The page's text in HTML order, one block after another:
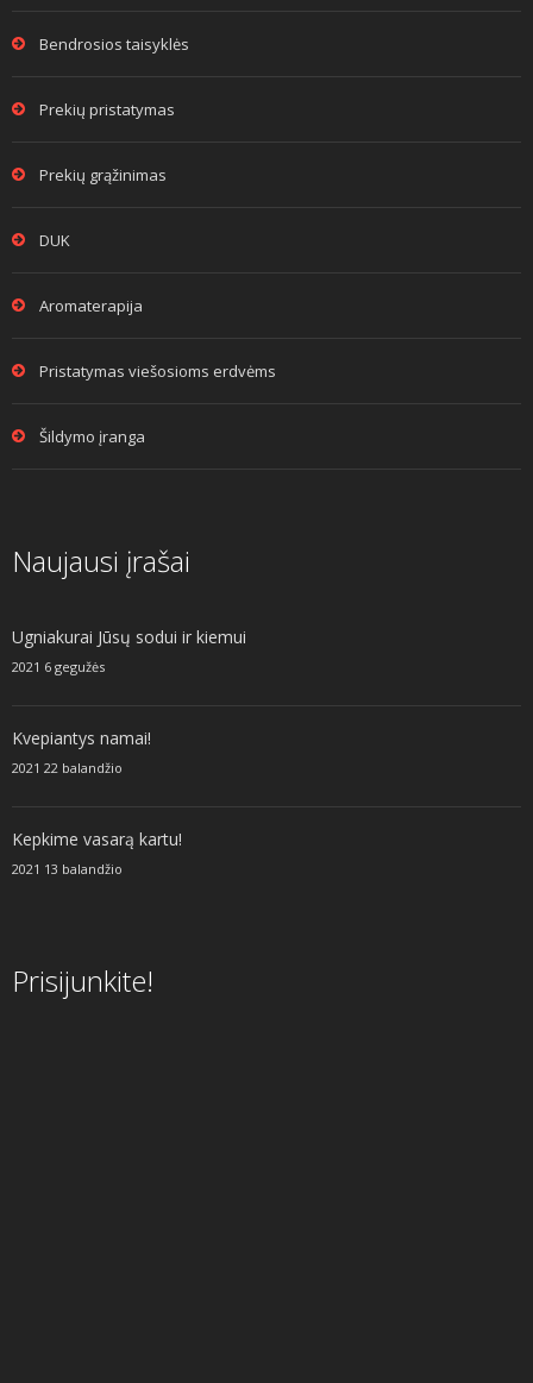
Bendrosios taisyklės
Prekių pristatymas
Prekių grąžinimas
DUK
Aromaterapija
Pristatymas viešosioms erdvėms
Šildymo įranga
Naujausi įrašai
Ugniakurai Jūsų sodui ir kiemui
2021 6 gegužės
Kvepiantys namai!
2021 22 balandžio
Kepkime vasarą kartu!
2021 13 balandžio
Prisijunkite!